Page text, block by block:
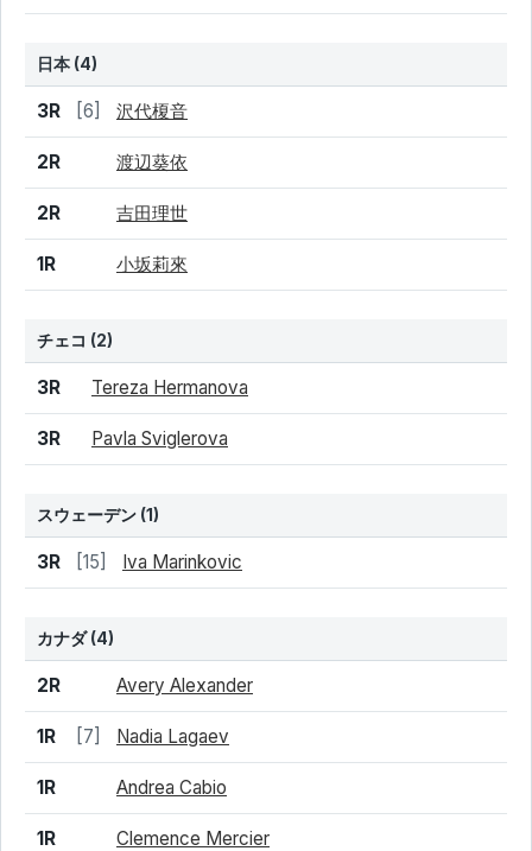
日本 (4)
結果 シード 選手名
3R [6] 沢代榎音
2R 渡辺葵依
2R 吉田理世
1R 小坂莉來
チェコ (2)
結果 シード 選手名
3R Tereza Hermanova
3R Pavla Sviglerova
スウェーデン (1)
結果 シード 選手名
3R [15] Iva Marinkovic
カナダ(4)
結果 シード 選手名
2R Avery Alexander
1R [7] Nadia Lagaev
1R Andrea Cabio
1R Clemence Mercier